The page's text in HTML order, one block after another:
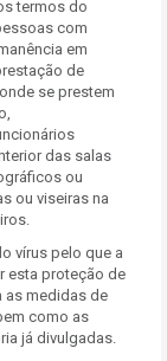
termos do
com
em
de
se prestem
das salas
ou
ou viseiras na
vírus pelo que a
esta proteção de
as medidas de
como as
já divulgadas.